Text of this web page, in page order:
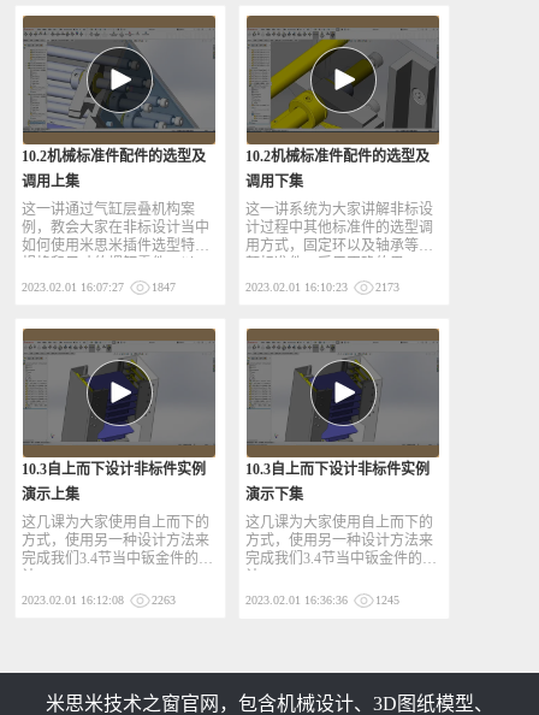
10.2机械标准件配件的选型及
调用上集
这一讲通过气缸层叠机构案
例，教会大家在非标设计当中
如何使用米思米插件选型特定
2023.02.01 16:07:27 1847
10.2机械标准件配件的选型及
调用下集
这一讲系统为大家讲解非标设
计过程中其他标准件的选型调
用方式，固定环以及轴承等对
2023.02.01 16:10:23 2173
10.3自上而下设计非标件实例
演示上集
这几课为大家使用自上而下的
方式，使用另一种设计方法来
完成我们3.4节当中钣金件的设
2023.02.01 16:12:08 2263
10.3自上而下设计非标件实例
演示下集
这几课为大家使用自上而下的
方式，使用另一种设计方法来
完成我们3.4节当中钣金件的设
2023.02.01 16:36:36 1245
米思米技术之窗官网，包含机械设计、3D图纸模型、